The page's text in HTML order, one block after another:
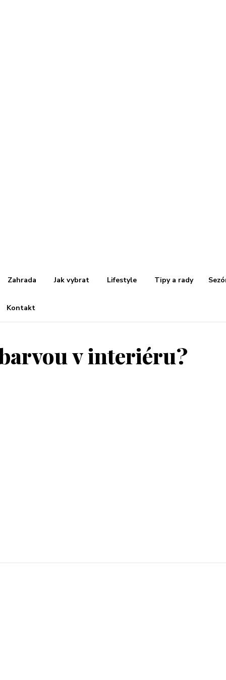
Zahrada Jak vybrat Lifestyle Tipy a rady
Kontakt
v interiéru?